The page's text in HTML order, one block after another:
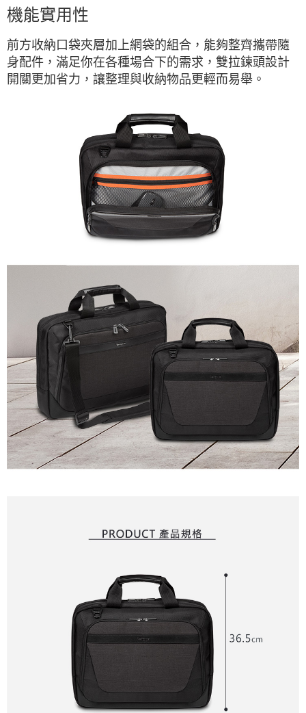
機能實用性
前方收納口袋夾層加上網袋的組合，能夠整齊攜帶隨
身配件，滿足你在各種場合下的需求，雙拉鍊頭設計
開關更加省力，讓整理與收納物品更輕而易舉。